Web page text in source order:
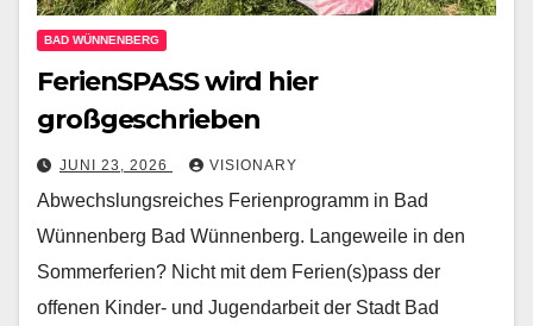
BAD WÜNNENBERG
FerienSPASS wird hier
großgeschrieben
JUNI 23, 2026 VISIONARY
Abwechslungsreiches Ferienprogramm in Bad
Wünnenberg Bad Wünnenberg. Langeweile in den
Sommerferien? Nicht mit dem Ferien(s)pass der
offenen Kinder- und Jugendarbeit der Stadt Bad